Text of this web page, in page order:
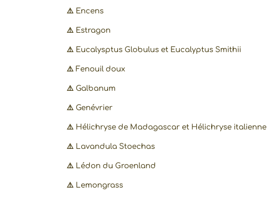
⚠️ Encens
⚠️ Estragon
⚠️ Eucalysptus Globulus et Eucalyptus Smithii
⚠️ Fenouil doux
⚠️ Galbanum
⚠️ Genévrier
⚠️ Hélichryse de Madagascar et Hélichryse italienne
⚠️ Lavandula Stoechas
⚠️ Lédon du Groenland
⚠️ Lemongrass